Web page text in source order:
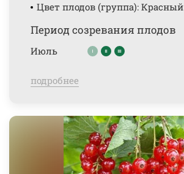
Цвет плодов (группа): Красный
Период созревания плодов
Июль
подробнее